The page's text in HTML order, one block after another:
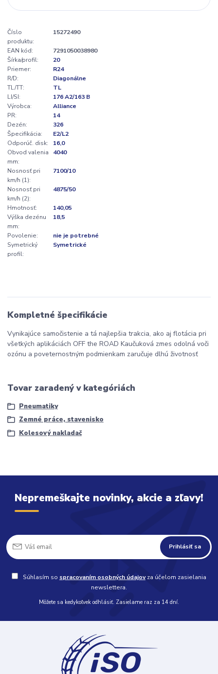
Číslo
produktu:
15272490
EAN kód:
7291050038980
Šírka/profil:
20
Priemer:
R24
R/D:
Diagonálne
TL/TT:
TL
LI/SI:
176 A2/163 B
Výrobca:
Alliance
PR:
14
Dezén:
326
Špecifikácia:
E2/L2
Odporúč. disk:
16,0
Obvod valenia
mm:
4040
Nosnosť pri
km/h (1):
7100/10
Nosnosť pri
km/h (2):
4875/50
Hmotnosť:
140,05
Výška dezénu
mm:
18,5
Povolenie:
nie je potrebné
Symetrický
profil:
Symetrické
Kompletné špecifikácie
Vynikajúce samočistenie a tá najlepšia trakcia, ako aj flotácia pri
všetkých aplikáciách OFF the ROAD Kaučuková zmes odolná voči
ozónu a poveternostným podmienkam zaručuje dlhú životnosť
Tovar zaradený v kategóriách
Pneumatiky
Zemné práce, stavenisko
Kolesový nakladač
Nepremeškajte novinky, akcie a zľavy!
Prihlásiť sa
Súhlasím so spracovaním osobných údajovza účelom zasielania
newslettera.
Môžete sa kedykoľvek odhlásiť. Zasielame raz za 14 dní.